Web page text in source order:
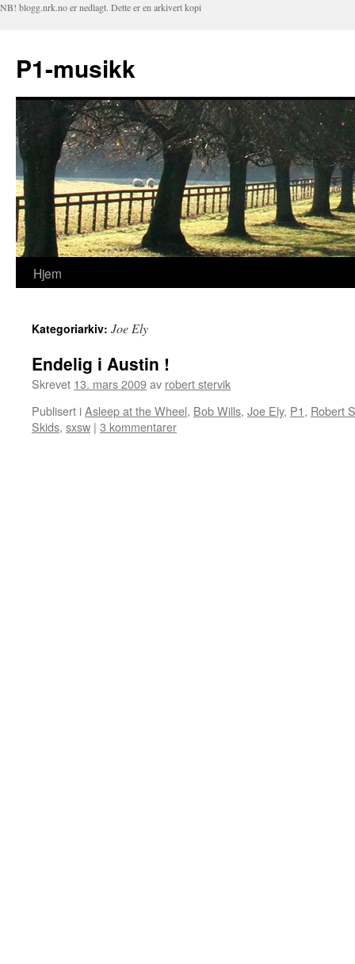
NB! blogg.nrk.no er nedlagt. Dette er en arkivert kopi
P1-musikk
Hopp
innhold
Hjem
Kategoriarkiv: Joe Ely
Endelig i Austin !
Skrevet 13. mars 2009av robert stervik
Publisert iAsleep at the Wheel, Bob Wills, Joe Ely, P1, Robert
Skids, sxsw | 3 kommentarer